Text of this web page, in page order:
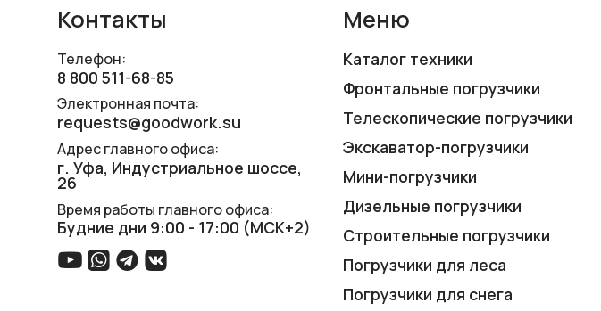
Контакты
Телефон:
8 800 511-68-85
Электронная почта:
requests@goodwork.su
Адрес главного офиса:
г. Уфа, ​Индустриальное шоссе,
26
Время работы главного офиса:
Будние дни 9:00 - 17:00 (МСК+2)
Меню
Каталог техники
Фронтальные погрузчики
Телескопические погрузчики
Экскаватор-погрузчики
Мини-погрузчики
Дизельные погрузчики
Строительные погрузчики
Погрузчики для леса
Погрузчики для снега